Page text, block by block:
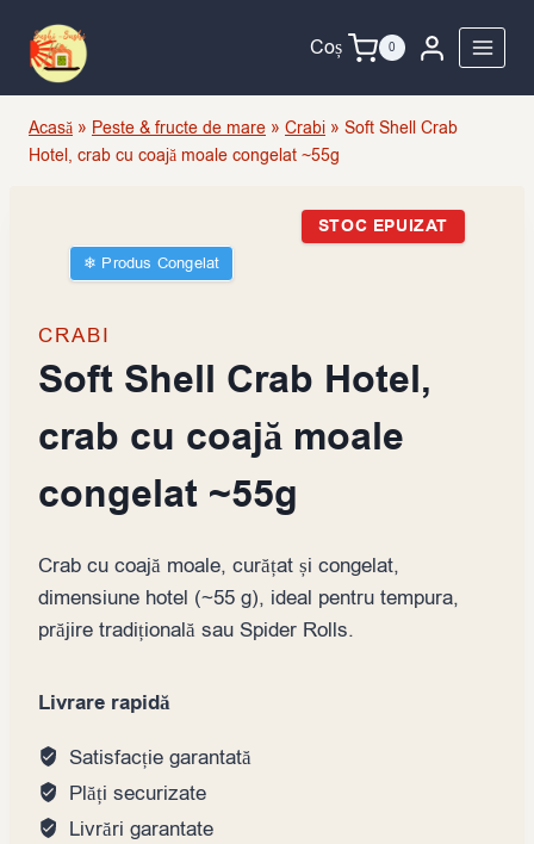
content
Coș 0
Acasă » Peste & fructe de mare » Crabi » Soft Shell Crab
Hotel, crab cu coajă moale congelat ~55g
❄︎ Produs Congelat
STOC EPUIZAT
CRABI
Soft Shell Crab Hotel,
crab cu coajă moale
congelat ~55g
Crab cu coajă moale, curățat și congelat,
dimensiune hotel (~55 g), ideal pentru tempura,
prăjire tradițională sau Spider Rolls.
Livrare rapidă
Satisfacție garantată
Plăți securizate
Livrări garantate